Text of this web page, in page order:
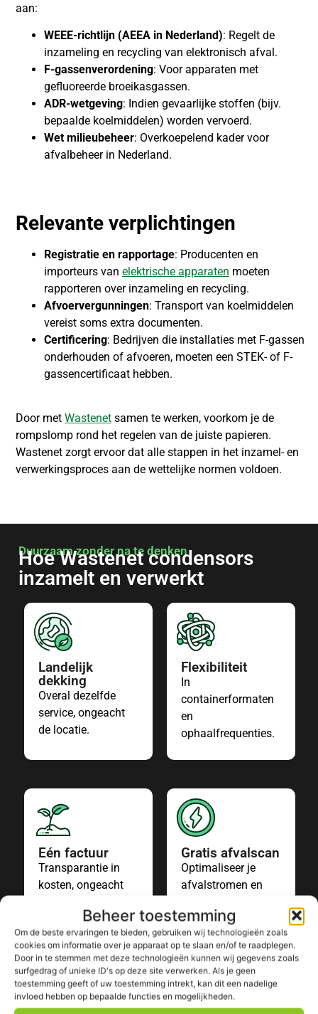
Beheer toestemming
Om de beste ervaringen te bieden, gebruiken wij technologieën zoals
cookies om informatie over je apparaat op te slaan en/of te raadplegen.
Door in te stemmen met deze technologieën kunnen wij gegevens zoals
surfgedrag of unieke ID's op deze site verwerken. Als je geen
toestemming geeft of uw toestemming intrekt, kan dit een nadelige
invloed hebben op bepaalde functies en mogelijkheden.
aan:
WEEE-richtlijn (AEEA in Nederland): Regelt de
inzameling en recycling van elektronisch afval.
F-gassenverordening: Voor apparaten met
gefluoreerde broeikasgassen.
ADR-wetgeving: Indien gevaarlijke stoffen (bijv.
bepaalde koelmiddelen) worden vervoerd.
Wet milieubeheer: Overkoepelend kader voor
afvalbeheer in Nederland.
Relevante verplichtingen
Registratie en rapportage: Producenten en
importeurs van elektrische apparaten moeten
rapporteren over inzameling en recycling.
Afvoervergunningen: Transport van koelmiddelen
vereist soms extra documenten.
Certificering: Bedrijven die installaties met F-gassen
onderhouden of afvoeren, moeten een STEK- of F-
gassencertificaat hebben.
Door met Wastenet samen te werken, voorkom je de
rompslomp rond het regelen van de juiste papieren.
Wastenet zorgt ervoor dat alle stappen in het inzamel- en
verwerkingsproces aan de wettelijke normen voldoen.
Duurzaam zonder na te denken
Hoe Wastenet condensors
inzamelt en verwerkt
Landelijk
dekking
Overal dezelfde
service, ongeacht
de locatie.
Flexibiliteit
In
containerformaten
en
ophaalfrequenties.
Eén factuur
Transparantie in
kosten, ongeacht
afvalstromen.
Gratis afvalscan
Optimaliseer je
afvalstromen en
9,5 Beoordeling op basis van 1446 reviews